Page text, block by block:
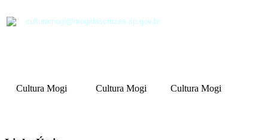
culturamogi@mogidascruzes.sp.gov.br
Cultura Mogi Cultura Mogi Cultura Mogi